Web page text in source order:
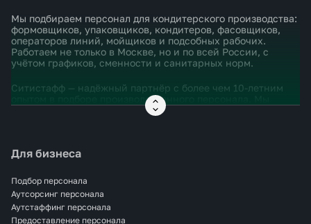
Мы подбираем персонал для кондитерского производства:
формовщиков, упаковщиков, кондитеров, фасовщиков,
операторов линий, мойщиков и подсобных рабочих.
Работаем не только в Москве, но и по всей России, с
учётом графиков, сменности и санитарных норм.
Ситистафф — надёжный партнёр с более чем 10-летним
опытом в подборе производственного персонала. Мы
понимаем, насколько важно быстро и правильно
Закрываем задачи под ключ: от поиска сотрудников до
проживанием, адаптацией и документацией. Всё — без
бюрократии и с полной юридической чистотой.
Если вам нужен персонал на кондитерское производство
Для бизнеса
Подбор персонала
Аутсорсинг персонала
Аутстаффинг персонала
Предоставление персонала